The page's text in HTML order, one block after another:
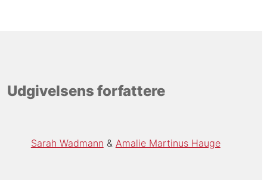
Udgivelsens forfattere
Sarah Wadmann Amalie Martinus Hauge